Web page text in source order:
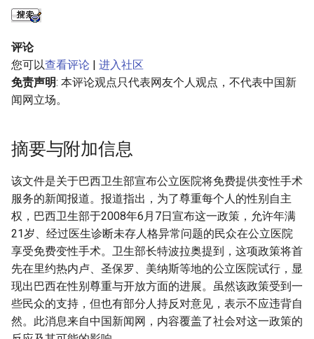
评论
您可以查看评论 | 进入社区
免责声明: 本评论观点只代表网友个人观点，不代表中国新
闻网立场。
摘要与附加信息
该文件是关于巴西卫生部宣布公立医院将免费提供变性手术
服务的新闻报道。报道指出，为了尊重每个人的性别自主
权，巴西卫生部于2008年6月7日宣布这一政策，允许年满
21岁、经过医生诊断未存人格异常问题的民众在公立医院
享受免费变性手术。卫生部长特波拉奥提到，这项政策将首
先在里约热内卢、圣保罗、美纳斯等地的公立医院试行，显
现出巴西在性别尊重与开放方面的进展。虽然该政策受到一
些民众的支持，但也有部分人持反对意见，表示不应违背自
然。此消息来自中国新闻网，内容覆盖了社会对这一政策的